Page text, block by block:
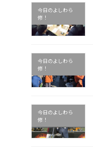
今日のよしわら
修！
今日のよしわら
修！
今日のよしわら
修！